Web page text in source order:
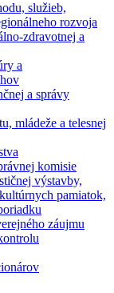
služieb,
rozvoja
zdravotnej a
a
a správy
mládeže a telesnej
komisie
výstavby,
pamiatok,
záujmu